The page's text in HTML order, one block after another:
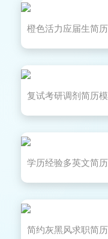
橙色活力应届生简历